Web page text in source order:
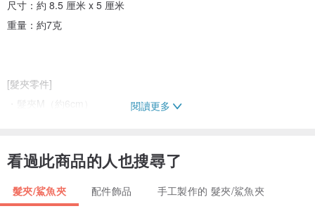
尺寸：約 8.5 厘米 x 5 厘米
重量：約7克
[髮夾零件]
・髮夾M（約6cm）
請在訂購時選擇。
閱讀更多
看過此商品的人也搜尋了
髮夾/鯊魚夾 配件飾品 手工製作的 髮夾/鯊魚夾